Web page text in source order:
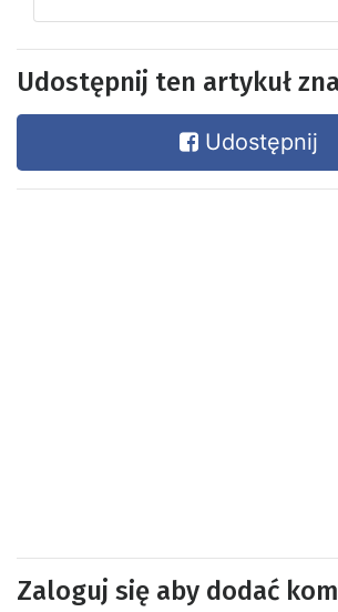
Udostępnij ten artykuł
Udostępnij
Zaloguj się aby dodać